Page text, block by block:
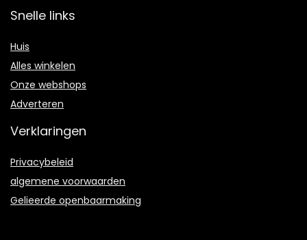
Snelle links
Huis
Alles winkelen
Onze webshops
Adverteren
Verklaringen
Privacybeleid
algemene voorwaarden
Gelieerde openbaarmaking